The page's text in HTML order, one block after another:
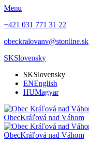
Menu
+421 031 771 31 22
obeckralovanv@stonline.sk
SKSlovensky
SKSlovensky
ENEnglish
HUMagyar
ObecKráľová nad Váhom
ObecKráľová nad Váhom